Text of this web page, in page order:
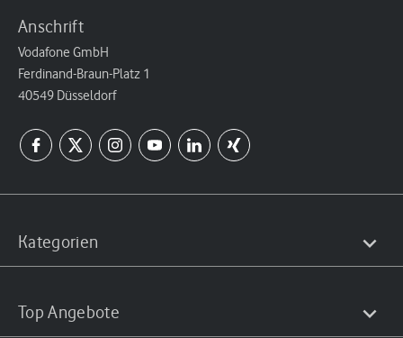
Anschrift
Vodafone GmbH
Ferdinand-Braun-Platz 1
40549 Düsseldorf
Kategorien
Top Angebote